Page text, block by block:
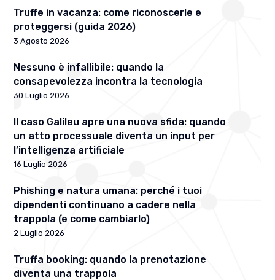
Truffe in vacanza: come riconoscerle e
proteggersi (guida 2026)
3 Agosto 2026
Nessuno è infallibile: quando la
consapevolezza incontra la tecnologia
30 Luglio 2026
Il caso Galileu apre una nuova sfida: quando
un atto processuale diventa un input per
l’intelligenza artificiale
16 Luglio 2026
Phishing e natura umana: perché i tuoi
dipendenti continuano a cadere nella
trappola (e come cambiarlo)
2 Luglio 2026
Truffa booking: quando la prenotazione
diventa una trappola